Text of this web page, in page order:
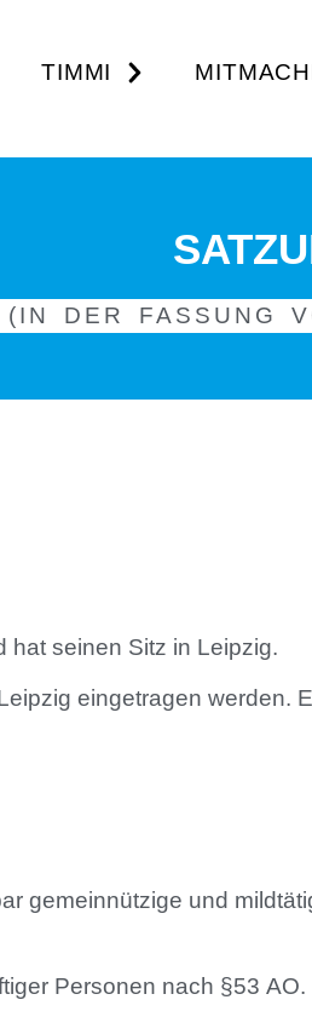
TIMMI
(IN DER FASSUNG
hat seinen Sitz in Leipzig.
eingetragen werden.
gemeinnützige und
Personen nach §53 AO.